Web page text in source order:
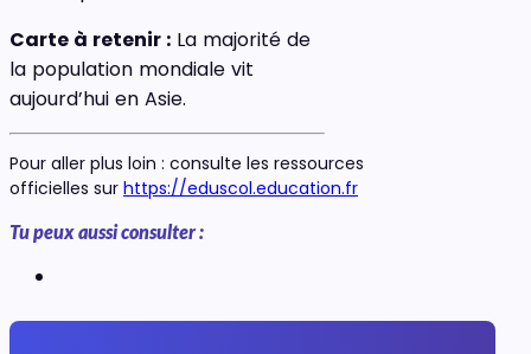
Carte à retenir : La majorité de
la population mondiale vit
aujourd’hui en Asie.
Pour aller plus loin : consulte les ressources
officielles sur https://eduscol.education.fr
Tu peux aussi consulter :